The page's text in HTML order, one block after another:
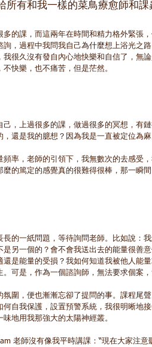
所有和我一樣的菜鳥療愈師和課
的課，而這兩年在時間和精力格外緊張
，過程中我問我自己為什麼想上浴光之
很久沒有發自內心地快樂和自信了，無
快樂，也不痛苦，但是茫然。
，上過很多的課，做過很多的冥想，有
還是我的臆想？因為我是一直被定位為
率，老師的引領下，我無數次的去感受
的篤定的感覺真的很難得很棒，那一瞬
的一紙問題，等待詢問老師。比如說：
另一個的？會不會我送出去的能量很善
是能量的受損？我如何知道我被他人能
可是，作為一個諮詢師，無法要求個案
氛圍，便也漸漸忘卻了提問的事。課程尾
自我保護，設置預警系統，我很明晰地
地用我那強大的太陽神經叢。
老師沒有像我平時講課：“現在大家注